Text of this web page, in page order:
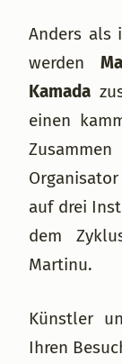
Anders als
werden
Kamada
einen
auf drei
dem
Martinu.
Künstler
Ihren